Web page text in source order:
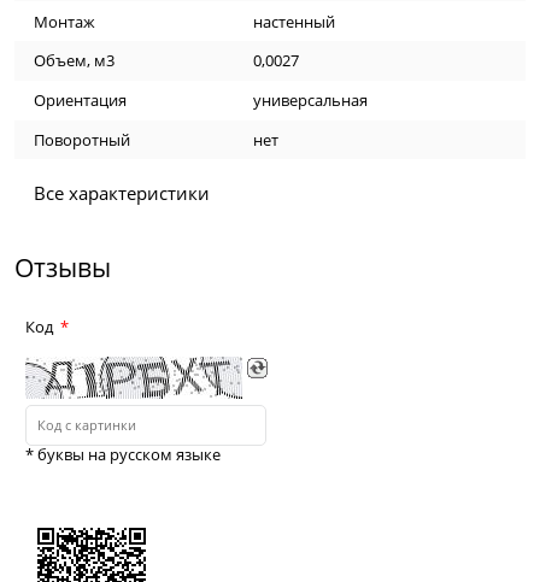
Монтаж
настенный
Объем, м3
0,0027
Ориентация
универсальная
Поворотный
нет
Все характеристики
Отзывы
Код
* буквы на русском языке